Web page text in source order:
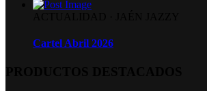
Cartel Abril 2026